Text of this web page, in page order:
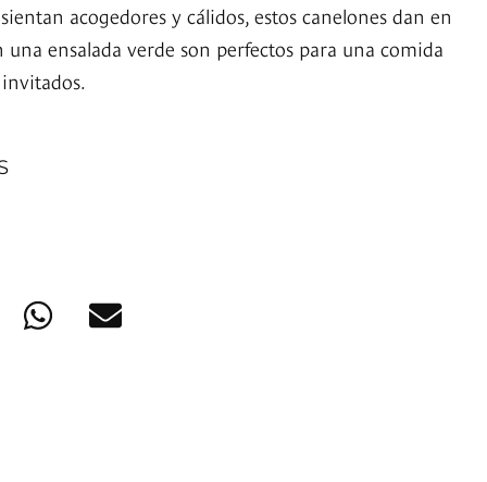
acogedores y cálidos, estos canelones dan en
una ensalada verde son perfectos para una comida